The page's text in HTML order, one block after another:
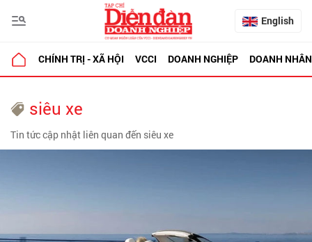
English
CHÍNH TRỊ - XÃ HỘI VCCI DOANH NGHIỆP DOANH NHÂN
siêu xe
Tin tức cập nhật liên quan đến siêu xe